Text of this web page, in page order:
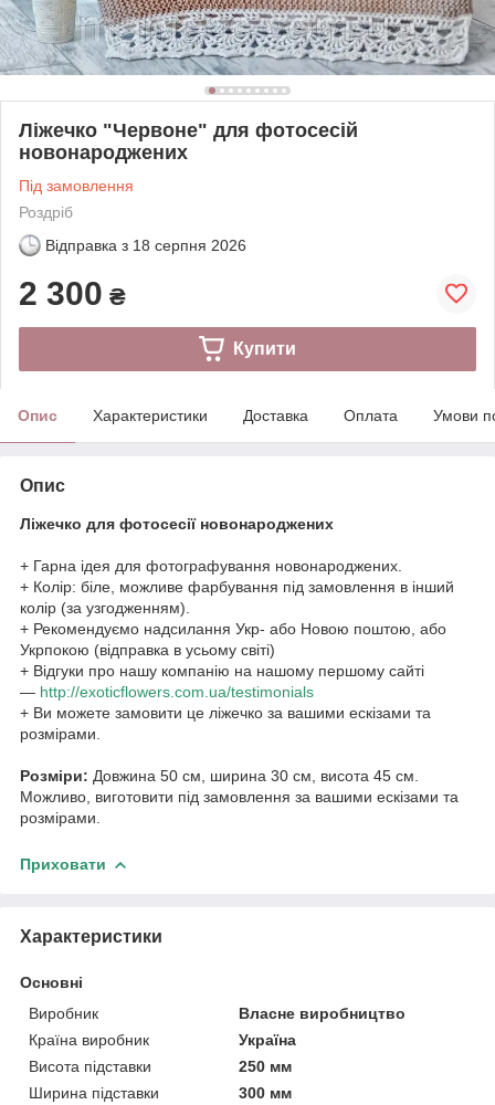
Ліжечко "Червоне" для фотосесій
новонароджених
Під замовлення
Роздріб
Відправка з 18 серпня 2026
2 300 ₴
Купити
Опис Характеристики Доставка Оплата Умови
Опис
Ліжечко для фотосесії новонароджених
+ Гарна ідея для фотографування новонароджених.
+ Колір: біле, можливе фарбування під замовлення в інший
колір (за узгодженням).
+ Рекомендуємо надсилання Укр- або Новою поштою, або
Укрпокою (відправка в усьому світі)
+ Відгуки про нашу компанію на нашому першому сайті
— http://exoticflowers.com.ua/testimonials
+ Ви можете замовити це ліжечко за вашими ескізами та
розмірами.
Розміри: Довжина 50 см, ширина 30 см, висота 45 см.
Можливо, виготовити під замовлення за вашими ескізами та
розмірами.
Приховати
Характеристики
Основні
Виробник
Власне виробництво
Країна виробник
Україна
Висота підставки
250 мм
Ширина підставки
300 мм